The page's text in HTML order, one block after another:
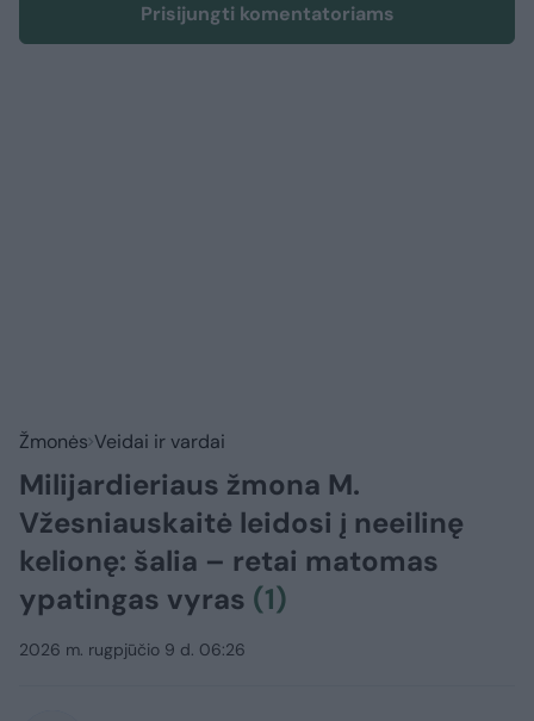
Prisijungti komentatoriams
Žmonės Veidai ir vardai
Milijardieriaus žmona M.
Vžesniauskaitė leidosi į neeilinę
kelionę: šalia – retai matomas
ypatingas vyras (1)
2026 m. rugpjūčio 9 d. 06:26